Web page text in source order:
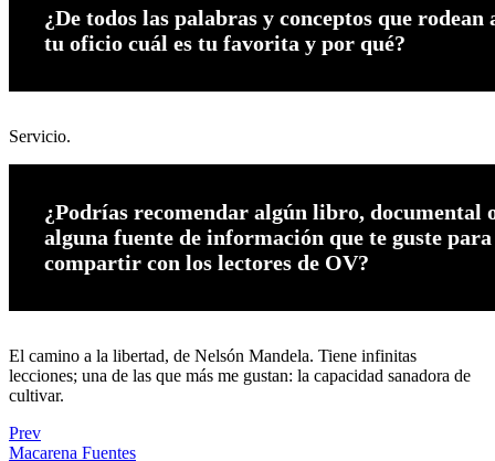
¿De todos las palabras y conceptos que rodean
tu oficio cuál es tu favorita y por qué?
Servicio.
¿Podrías recomendar algún libro, documental
alguna fuente de información que te guste para
compartir con los lectores de OV?
El camino a la libertad, de Nelsón Mandela. Tiene infinitas
lecciones; una de las que más me gustan: la capacidad sanadora de
cultivar.
Prev
Macarena Fuentes